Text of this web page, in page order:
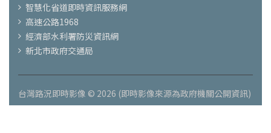
智慧化省道即時資訊服務網
高速公路1968
經濟部水利署防災資訊網
新北市政府交通局
台灣路況即時影像 © 2026 (即時影像來源為政府機關公開資訊)